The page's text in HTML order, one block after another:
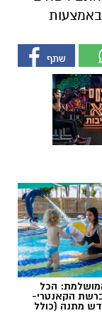
באמצעות
הכל
הקאנטרי-
מתנה (כולל